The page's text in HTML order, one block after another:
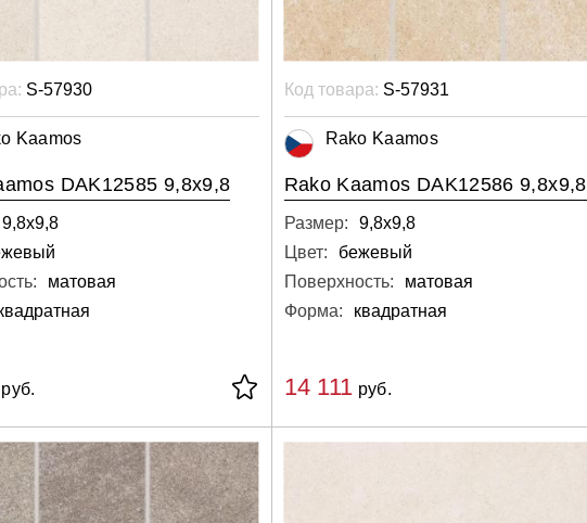
S-57930
Kaamos
DAK12585 9,8x9,8
9,8х9,8
матовая
руб.
Код товара: S-57931
Rako Kaamos
Rako Kaamos DAK12586 9,8x9,8
Размер:
9,8х9,8
Цвет:
бежевый
Поверхность:
матовая
Форма:
квадратная
14 111 руб.